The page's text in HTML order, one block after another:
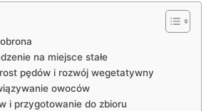
na miejsce stałe
pędów i rozwój wegetatywny
owoców
i przygotowanie do zbioru